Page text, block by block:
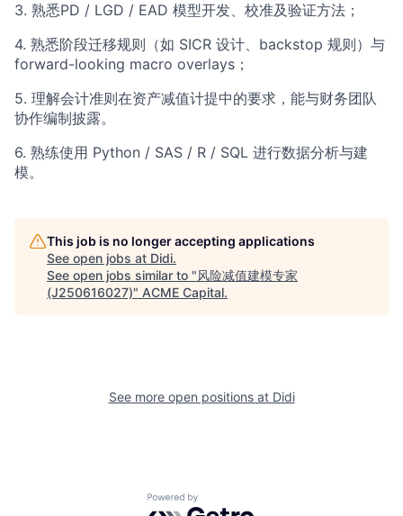
3. 熟悉PD / LGD / EAD 模型开发、校准及验证方法；
4. 熟悉阶段迁移规则（如 SICR 设计、backstop 规则）与
forward-looking macro overlays；
5. 理解会计准则在资产减值计提中的要求，能与财务团队
协作编制披露。
6. 熟练使用 Python / SAS / R / SQL 进行数据分析与建
模。
This job is no longer accepting applications
See open jobs at Didi.
See open jobs similar to "风险减值建模专家
(J250616027)" ACME Capital.
See more open positions at Didi
Powered by Getro.com